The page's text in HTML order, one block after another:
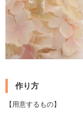
作り方
【用意するもの】